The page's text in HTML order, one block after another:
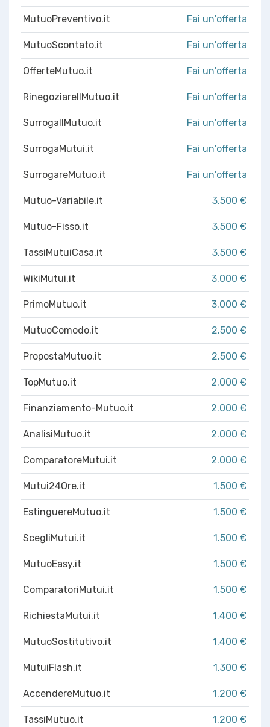
MutuoPreventivo.it Fai un'offerta
MutuoScontato.it Fai un'offerta
OfferteMutuo.it Fai un'offerta
RinegoziareIlMutuo.it Fai un'offerta
SurrogaIlMutuo.it Fai un'offerta
SurrogaMutui.it Fai un'offerta
SurrogareMutuo.it Fai un'offerta
Mutuo-Variabile.it 3.500 €
Mutuo-Fisso.it 3.500 €
TassiMutuiCasa.it 3.500 €
WikiMutui.it 3.000 €
PrimoMutuo.it 3.000 €
MutuoComodo.it 2.500 €
PropostaMutuo.it 2.500 €
TopMutuo.it 2.000 €
Finanziamento-Mutuo.it 2.000 €
AnalisiMutuo.it 2.000 €
ComparatoreMutui.it 2.000 €
Mutui24Ore.it 1.500 €
EstinguereMutuo.it 1.500 €
ScegliMutui.it 1.500 €
MutuoEasy.it 1.500 €
ComparatoriMutui.it 1.500 €
RichiestaMutui.it 1.400 €
MutuoSostitutivo.it 1.400 €
MutuiFlash.it 1.300 €
AccendereMutuo.it 1.200 €
TassiMutuo.it 1.200 €